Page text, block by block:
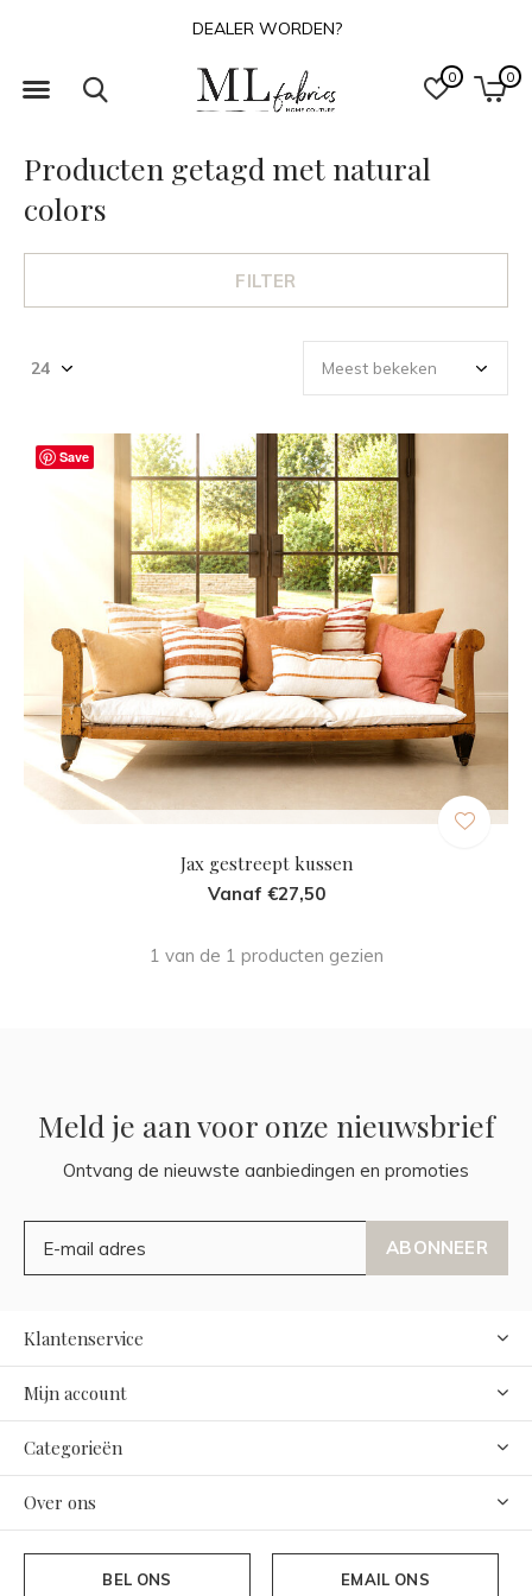
0 0
DEALER WORDEN?
Producten getagd met natural
colors
FILTER
Jax gestreept kussen
Vanaf €27,50
1 van de 1 producten gezien
Meld je aan voor onze nieuwsbrief
Ontvang de nieuwste aanbiedingen en promoties
ABONNEER
Klantenservice
Mijn account
Categorieën
Over ons
BEL ONS EMAIL ONS
Save